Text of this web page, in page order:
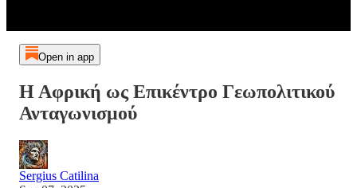
Open in app
Η Αφρική ως Επικέντρο Γεωπολιτικού
Ανταγωνισμού
Sergius Catilina